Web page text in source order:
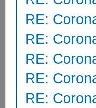
RE:
RE:
RE:
RE:
RE: